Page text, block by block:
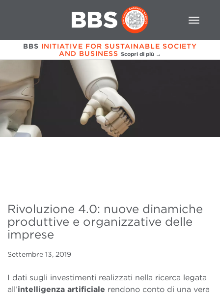
BBS INITIATIVE FOR SUSTAINABLE SOCIETY
AND BUSINESS Scopri di più →
Rivoluzione 4.0: nuove dinamiche
produttive e organizzative delle
imprese
Settembre 13, 2019
I dati sugli investimenti realizzati nella ricerca legata
all’intelligenza artificiale rendono conto di una vera